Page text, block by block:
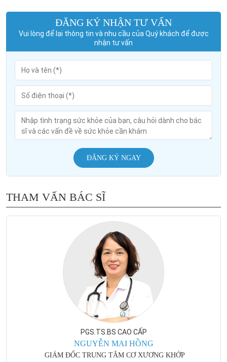
ĐĂNG KÝ NHẬN TƯ VẤN
Vui lòng để lại thông tin và nhu cầu của Quý khách để được
nhận tư vấn
ĐĂNG KÝ NGAY
THAM VẤN BÁC SĨ
PGS.TS.BS CAO CẤP
NGUYỄN MAI HỒNG
GIÁM ĐỐC TRUNG TÂM CƠ XƯƠNG KHỚP